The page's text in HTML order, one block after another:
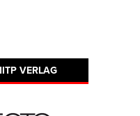
VERLAG